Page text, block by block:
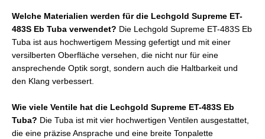
Welche Materialien werden für die Lechgold Supreme ET-
483S Eb Tuba verwendet? Die Lechgold Supreme ET-483S Eb
Tuba ist aus hochwertigem Messing gefertigt und mit einer
versilberten Oberfläche versehen, die nicht nur für eine
ansprechende Optik sorgt, sondern auch die Haltbarkeit und
den Klang verbessert.
Wie viele Ventile hat die Lechgold Supreme ET-483S Eb
Tuba? Die Tuba ist mit vier hochwertigen Ventilen ausgestattet,
die eine präzise Ansprache und eine breite Tonpalette